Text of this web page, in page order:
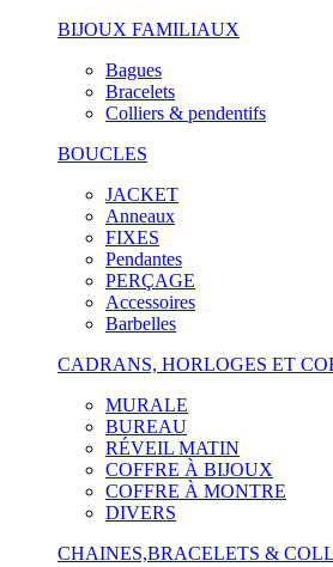
BIJOUX FAMILIAUX
Bagues
Bracelets
Colliers & pendentifs
BOUCLES
JACKET
Anneaux
FIXES
Pendantes
PERÇAGE
Accessoires
Barbelles
CADRANS, HORLOGES ET
MURALE
BUREAU
RÉVEIL MATIN
COFFRE À BIJOUX
COFFRE À MONTRE
DIVERS
CHAINES,BRACELETS &